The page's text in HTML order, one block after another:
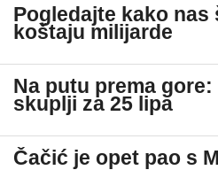
Pogledajte kako
koštaju milijarde
Na putu prema
skuplji za 25 lipa
Čačić je opet pao s